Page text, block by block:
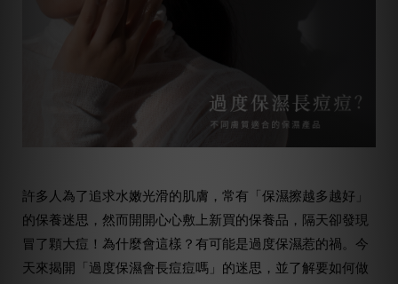
許多人為了追求水嫩光滑的肌膚，常有「保濕擦越多越好」
的保養迷思，然而開開心心敷上新買的保養品，隔天卻發現
冒了顆大痘！為什麼會這樣？有可能是過度保濕惹的禍。今
天來揭開「過度保濕會長痘痘嗎」的迷思，並了解要如何做